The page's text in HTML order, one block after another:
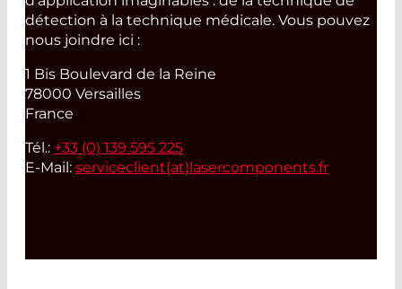
détection à la technique médicale. Vous pouvez
nous joindre ici :
1 Bis Boulevard de la Reine
78000 Versailles
France
Tél.: +33 (0) 139 595 225
E-Mail: serviceclient(at)lasercomponents.fr